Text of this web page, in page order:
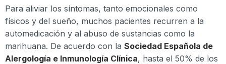
Para aliviar los síntomas, tanto emocionales como
físicos y del sueño, muchos pacientes recurren a la
automedicación y al abuso de sustancias como la
marihuana. De acuerdo con la Sociedad Española de
Alergología e Inmunología Clínica, hasta el 50% de los